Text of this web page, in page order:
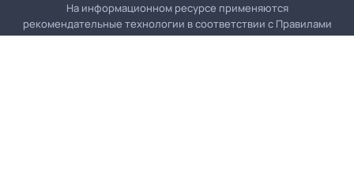
На информационном ресурсе применяются
рекомендательные технологии в соответствии с Правилами